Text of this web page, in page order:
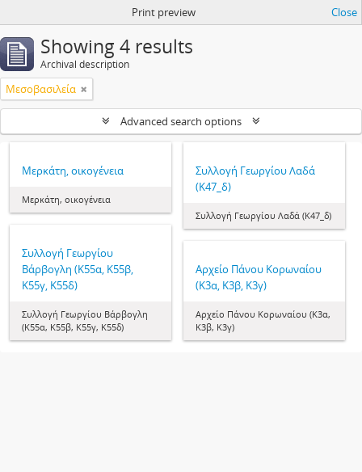
Print preview Close
Showing 4 results
Archival description
Μεσοβασιλεία
Advanced search options
Μερκάτη, οικογένεια
Μερκάτη, οικογένεια
Συλλογή Γεωργίου Λαδά
(Κ47_δ)
Συλλογή Γεωργίου Λαδά (Κ47_δ)
Συλλογή Γεωργίου
Βάρβογλη (Κ55α, Κ55β,
Κ55γ, Κ55δ)
Συλλογή Γεωργίου Βάρβογλη
(Κ55α, Κ55β, Κ55γ, Κ55δ)
Αρχείο Πάνου Κορωναίου
(Κ3α, Κ3β, Κ3γ)
Αρχείο Πάνου Κορωναίου (Κ3α,
Κ3β, Κ3γ)